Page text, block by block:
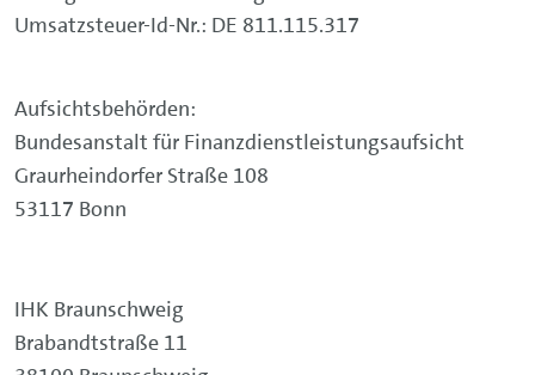
Umsatzsteuer-Id-Nr.: DE 811.115.317
Aufsichtsbehörden:
Bundesanstalt für Finanzdienstleistungsaufsicht
Graurheindorfer Straße 108
53117 Bonn
IHK Braunschweig
Brabandtstraße 11